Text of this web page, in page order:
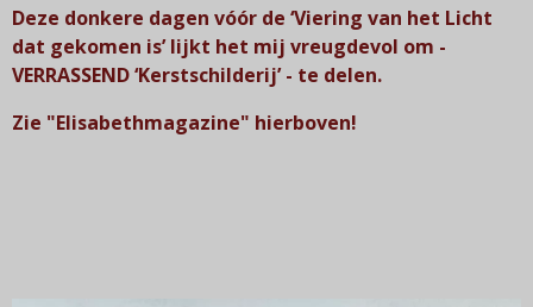
Deze donkere dagen vóór de ‘Viering van het Licht
dat gekomen is’ lijkt het mij vreugdevol om -
VERRASSEND ‘Kerstschilderij’ - te delen.
Zie "Elisabethmagazine" hierboven!